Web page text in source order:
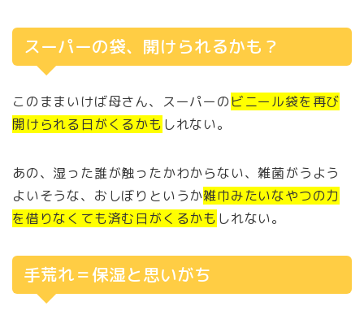
スーパーの袋、開けられるかも？
このままいけば母さん、スーパーのビニール袋を再び
開けられる日がくるかも しれない。
あの、湿った誰が触ったかわからない、雑菌がうよう
よいそうな、おしぼりというか雑巾みたいなやつの力
を借りなくても済む日がくるかも しれない。
手荒れ＝保湿と思いがち